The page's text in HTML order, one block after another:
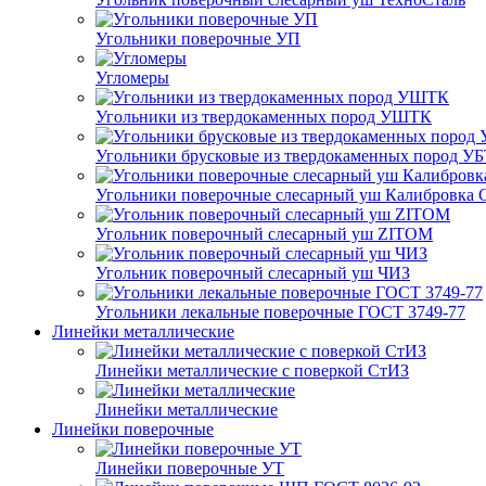
Угольники поверочные УП
Угломеры
Угольники из твердокаменных пород УШТК
Угольники брусковые из твердокаменных пород
Угольники поверочные слесарный уш Калибровка
Угольник поверочный слесарный уш ZITOM
Угольник поверочный слесарный уш ЧИЗ
Угольники лекальные поверочные ГОСТ 3749-77
Линейки металлические
Линейки металлические с поверкой СтИЗ
Линейки металлические
Линейки поверочные
Линейки поверочные УТ